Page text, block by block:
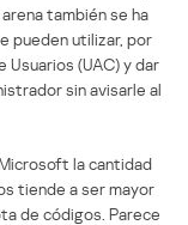
también se ha
pueden utilizar, por
(UAC) y dar
sin avisarle al
la cantidad
tiende a ser mayor
de códigos. Parece